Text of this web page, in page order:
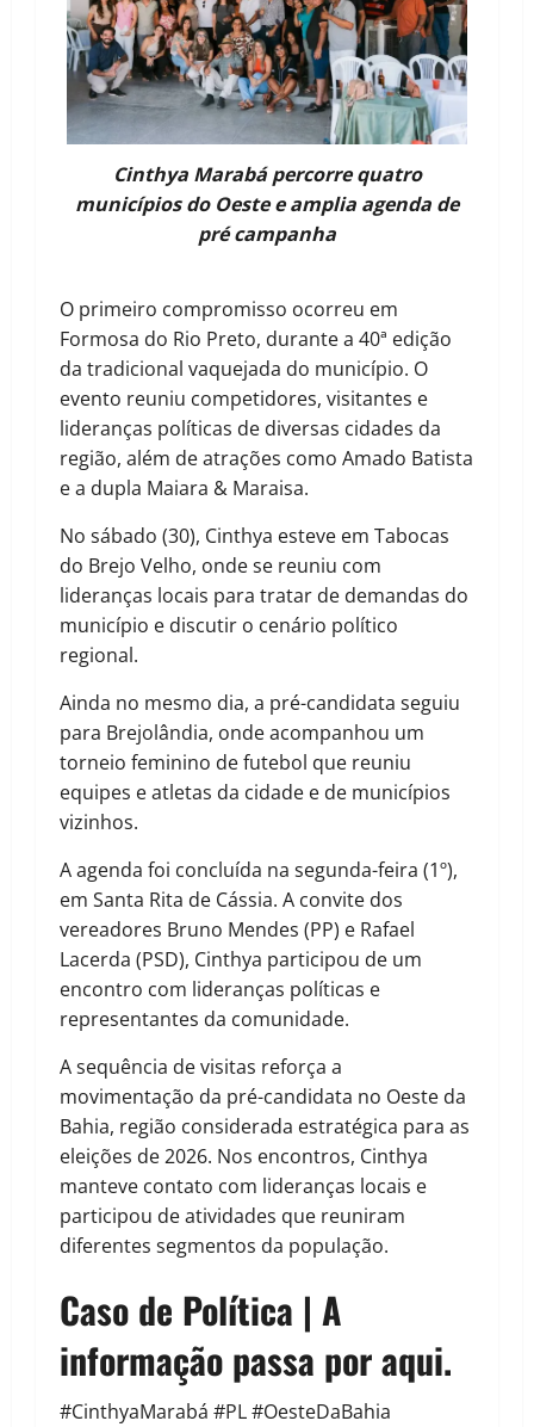
Cinthya Marabá percorre quatro
municípios do Oeste e amplia agenda de
pré campanha
O primeiro compromisso ocorreu em
Formosa do Rio Preto, durante a 40ª edição
da tradicional vaquejada do município. O
evento reuniu competidores, visitantes e
lideranças políticas de diversas cidades da
região, além de atrações como Amado Batista
e a dupla Maiara & Maraisa.
No sábado (30), Cinthya esteve em Tabocas
do Brejo Velho, onde se reuniu com
lideranças locais para tratar de demandas do
município e discutir o cenário político
regional.
Ainda no mesmo dia, a pré-candidata seguiu
para Brejolândia, onde acompanhou um
torneio feminino de futebol que reuniu
equipes e atletas da cidade e de municípios
vizinhos.
A agenda foi concluída na segunda-feira (1º),
em Santa Rita de Cássia. A convite dos
vereadores Bruno Mendes (PP) e Rafael
Lacerda (PSD), Cinthya participou de um
encontro com lideranças políticas e
representantes da comunidade.
A sequência de visitas reforça a
movimentação da pré-candidata no Oeste da
Bahia, região considerada estratégica para as
eleições de 2026. Nos encontros, Cinthya
manteve contato com lideranças locais e
participou de atividades que reuniram
diferentes segmentos da população.
Caso de Política | A
informação passa por aqui.
#CinthyaMarabá #PL #OesteDaBahia